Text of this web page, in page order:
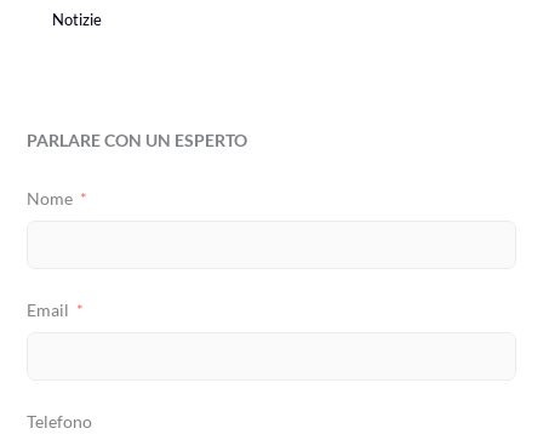
Notizie
PARLARE CON UN ESPERTO
Nome
Email
Telefono